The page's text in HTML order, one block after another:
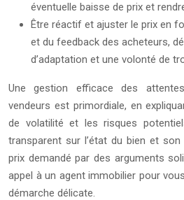
éventuelle baisse de prix et
Être réactif et ajuster le prix en
et du feedback des acheteurs,
d’adaptation et une volonté de
Une gestion efficace des
vendeurs est primordiale, en
de volatilité et les risques
transparent sur l’état du bien et
prix demandé par des arguments
appel à un agent immobilier pour
démarche délicate.